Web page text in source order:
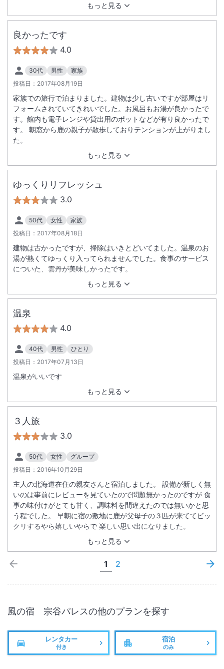
もっと見る
良かったです
4.0
30代 男性
家族
投稿日： 2017年08月19日
もっと見る
家族での旅行で泊まりました。建物は少し古いですが部屋はリ
フォームされていてきれいでした。お風呂もお湯が良かったで
す。館内も電子レンジや貸出用のポットなどが有り良かったで
す。 朝窓から鹿の親子が散歩しておりテンションが上がりまし
た。
ゆっくりリフレッシュ
3.0
50代 女性
家族
投稿日： 2017年08月18日
もっと見る
建物は古かったですが、掃除はいきとどいてました。温泉のお
湯が熱くてゆっくり入ってられませんでした。食事のサービス
についた、雲丹が美味しかったです。
温泉
4.0
40代 男性
ひとり
投稿日： 2017年07月13日
もっと見る
温泉がいいです
３人旅
3.0
50代 女性
グループ
投稿日： 2016年10月29日
もっと見る
主人の北海道在住の親友さんと宿泊しました。 設備が新しく無
いのは事前にレビューを見ていたので問題無かったのですが 食
事の味付けがとても甘く、調味料を間違えたのでは無いかと思
う程でした。 早朝に宿の敷地に鹿が父母子の３匹が来ててビッ
クリするやら嬉しいやらで 楽しい思い出になりました。
1 2
風の宿 宗谷パレスの他のプランを探す
レンタカー
付き
宿泊
のみ